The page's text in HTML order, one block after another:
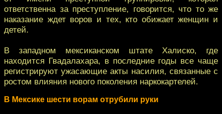
ответственна за преступление, говорится, что то же
наказание ждет воров и тех, кто обижает женщин и
детей.
В западном мексиканском штате Халиско, где
находится Гвадалахара, в последние годы все чаще
регистрируют ужасающие акты насилия, связанные с
ростом влияния нового поколения наркокартелей.
В Мексике шести ворам отрубили руки